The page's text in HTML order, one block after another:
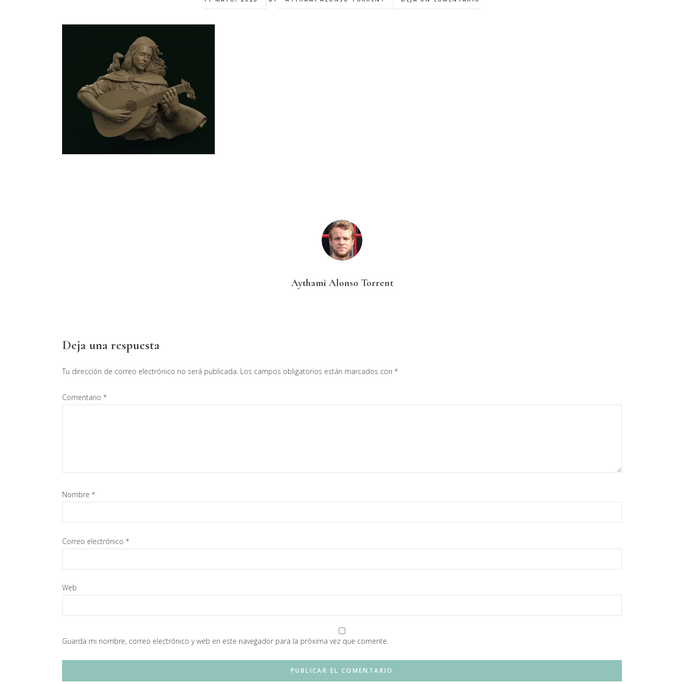
Aythami Alonso Torrent
Interacciones
con
lectores
Deja una respuesta
Tu dirección de correo electrónico no será publicada. Los campos obligatorios están marcados con *
Comentario *
Nombre *
Correo electrónico *
Web
Guarda mi nombre, correo electrónico y web en este navegador para la próxima vez que comente.